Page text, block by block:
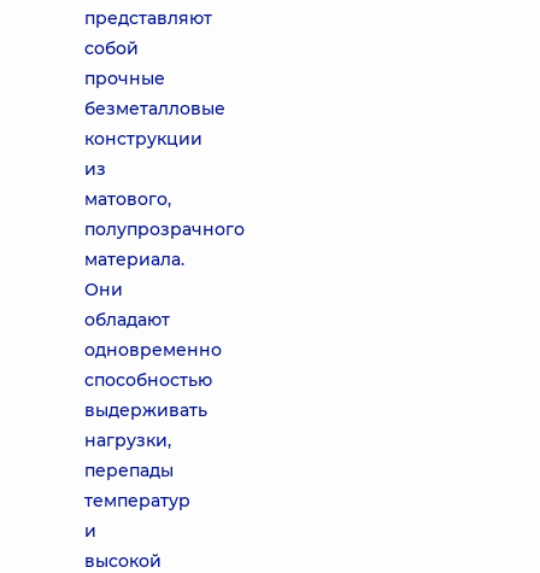
представляют
собой
прочные
безметалловые
конструкции
из
матового,
полупрозрачного
материала.
Они
обладают
одновременно
способностью
выдерживать
нагрузки,
перепады
температур
и
высокой